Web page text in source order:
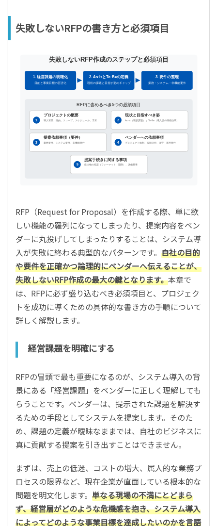
失敗しないRFPの書き方と必須項目
失敗しないRFP作成のステップと必須項目
1. 経営課題の明確化
目的と事業目標の言語化
2. As-IsとTo-Beの定義
現状の課題と目指す姿のギャップ
3. 要件の整理
業務・システム・非機能要件
RFPに含めるべき5つの必須項目
1
プロジェクトの概要
導入背景、目的、スコープ、スケジュール、予算 2
現状と目指すべき姿
As-Is（現状課題）と To-Be（導入後の期待効果）
3
提案依頼事項（要件）
業務要件、システム要件、非機能要件 4
ベンダーへの依頼事項
プロジェクト体制、役割分担、保守・運用要件
5
提案手続きに関する事項
提出物の指定（フォーマット・期限）、評価基準
RFP（Request for Proposal）を作成する際、単に欲
しい機能の羅列になってしまったり、提案内容をベン
ダーに丸投げしてしまったりすることは、システム導
入が失敗に終わる典型的なパターンです。 自社の目的
や要件を正確かつ論理的にベンダーへ伝えることが、
失敗しないRFP作成の最大の鍵となります。本章で
は、RFPに必ず盛り込むべき必須項目と、プロジェク
トを成功に導くための具体的な書き方の手順について
詳しく解説します。
経営課題を明確にする
RFPの冒頭で最も重要になるのが、システム導入の背
景にある「経営課題」をベンダーに正しく理解しても
らうことです。ベンダーは、提示された課題を解決す
るための手段としてシステムを提案します。そのた
め、課題の定義が曖昧なままでは、自社のビジネスに
真に貢献する提案を引き出すことはできません。
まずは、売上の低迷、コストの増大、属人的な業務プ
ロセスの限界など、現在企業が直面している根本的な
問題を明文化します。 単なる現場の不満にとどまら
ず、経営層がどのような危機感を抱き、システム導入
によってどのような事業目標を達成したいのかを言語